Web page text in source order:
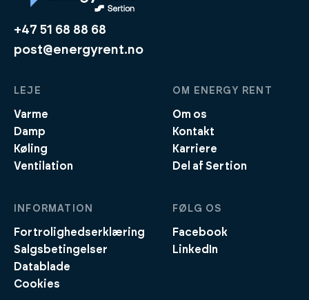
+47 51 68 88 68
post@energyrent.no
LEJE
Varme
Damp
Køling
Ventilation
OM ENERGY RENT
Om os
Kontakt
Karriere
Del af Sertion
INFORMATION
Fortrolighedserklæring
Salgsbetingelser
Datablade
Cookies
FØLG OS
Facebook
LinkedIn